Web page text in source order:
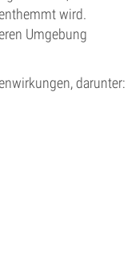
wird.
Umgebung
darunter: